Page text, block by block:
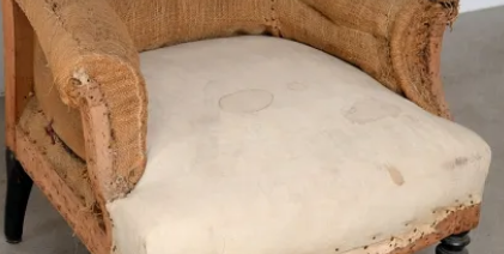
吉原信治郎(銅器)
煤竹箸
弁当箱